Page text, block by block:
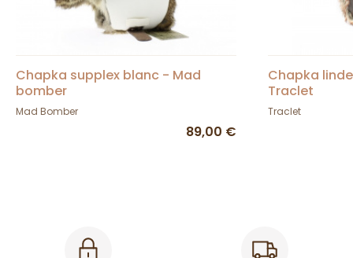
Chapka supplex blanc - Mad
bomber
Mad Bomber
89,00 €
Chapka
Traclet
Traclet